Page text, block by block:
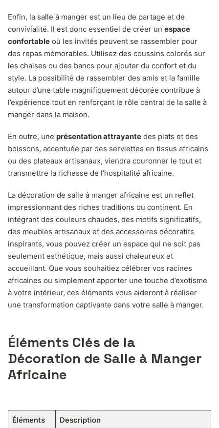
Enfin, la salle à manger est un lieu de partage et de
convivialité. Il est donc essentiel de créer un espace
confortable où les invités peuvent se rassembler pour
des repas mémorables. Utilisez des coussins colorés sur
les chaises ou des bancs pour ajouter du confort et du
style. La possibilité de rassembler des amis et la famille
autour d’une table magnifiquement décorée contribue à
l’expérience tout en renforçant le rôle central de la salle à
manger dans la maison.
En outre, une présentation attrayante des plats et des
boissons, accentuée par des serviettes en tissus africains
ou des plateaux artisanaux, viendra couronner le tout et
transmettre la richesse de l’hospitalité africaine.
La décoration de salle à manger africaine est un reflet
impressionnant des riches traditions du continent. En
intégrant des couleurs chaudes, des motifs significatifs,
des meubles artisanaux et des accessoires décoratifs
inspirants, vous pouvez créer un espace qui ne soit pas
seulement esthétique, mais aussi chaleureux et
accueillant. Que vous souhaitiez célébrer vos racines
africaines ou simplement apporter une touche d’exotisme
à votre intérieur, ces éléments vous aideront à réaliser
une transformation captivante dans votre salle à manger.
Éléments Clés de la
Décoration de Salle à Manger
Africaine
Éléments Description